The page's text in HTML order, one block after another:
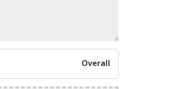
Overall